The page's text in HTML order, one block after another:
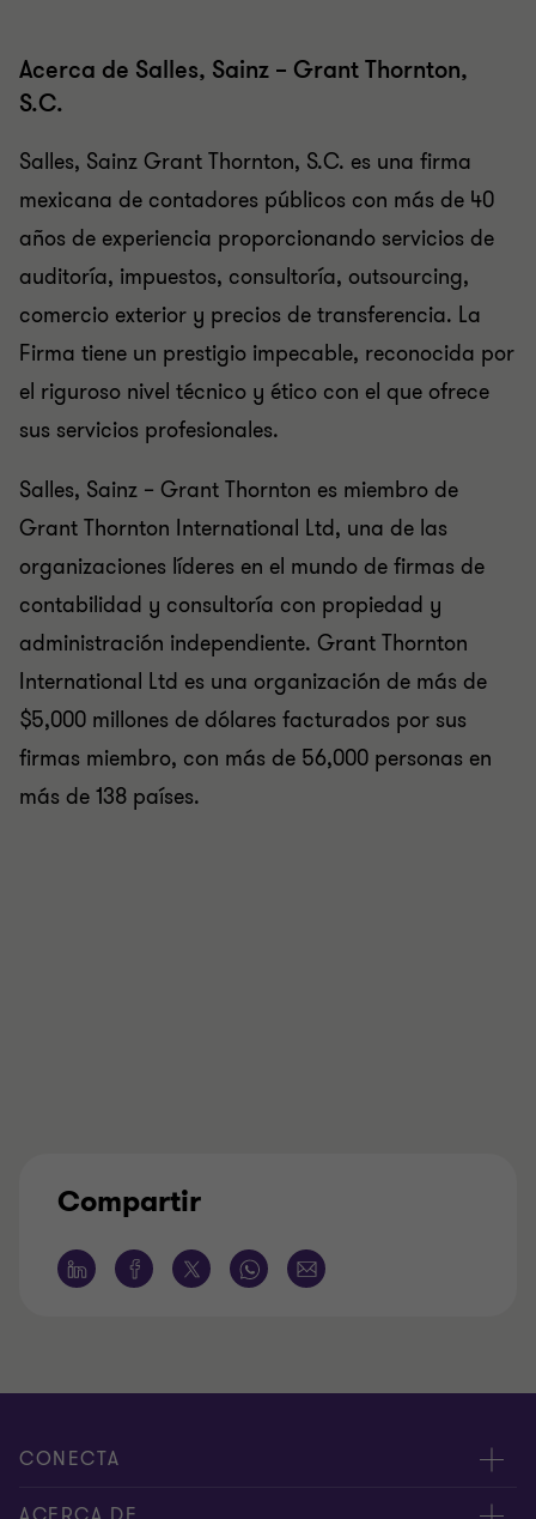
Acerca de Salles, Sainz – Grant Thornton,
S.C.
Salles, Sainz Grant Thornton, S.C. es una firma
mexicana de contadores públicos con más de 40
años de experiencia proporcionando servicios de
auditoría, impuestos, consultoría, outsourcing,
comercio exterior y precios de transferencia. La
Firma tiene un prestigio impecable, reconocida por
el riguroso nivel técnico y ético con el que ofrece
sus servicios profesionales.
Salles, Sainz – Grant Thornton es miembro de
Grant Thornton International Ltd, una de las
organizaciones líderes en el mundo de firmas de
contabilidad y consultoría con propiedad y
administración independiente. Grant Thornton
International Ltd es una organización de más de
$5,000 millones de dólares facturados por sus
firmas miembro, con más de 56,000 personas en
más de 138 países.
Compartir
CONECTA